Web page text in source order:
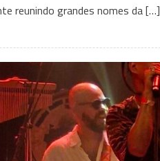
reunindo grandes nomes da […]